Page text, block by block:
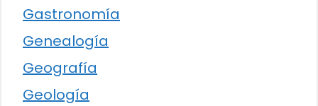
Gastronomía
Genealogía
Geografía
Geología